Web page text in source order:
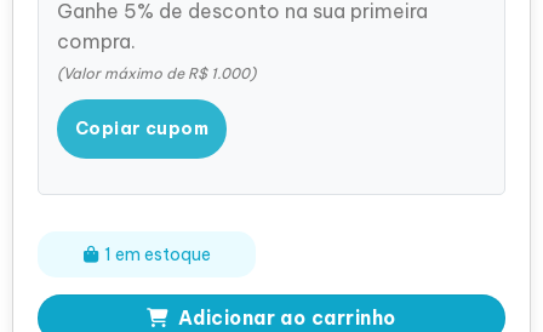
Ganhe 5% de desconto na sua primeira
compra.
(Valor máximo de R$ 1.000)
Copiar cupom
1 em estoque
Adicionar ao carrinho